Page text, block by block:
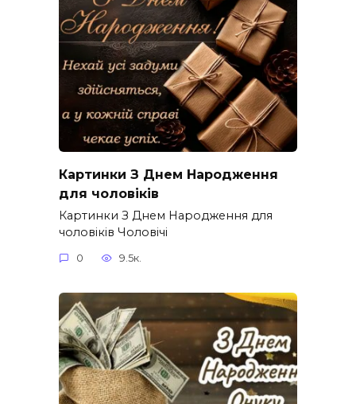
Картинки З Днем Народження
для чоловіків​
Картинки З Днем Народження для
чоловіків​ Чоловічі
0 9.5к.